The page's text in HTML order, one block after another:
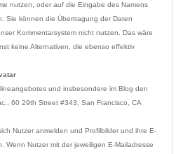
nutzen, oder auf die Eingabe des Namens
Sie können die Übertragung der Daten
Kommentarsystem nicht nutzen. Das wäre
keine Alternativen, die ebenso effektiv
und insbesondere im Blog den
60 29th Street #343, San Francisco, CA
Nutzer anmelden und Profilbilder und ihre E-
Wenn Nutzer mit der jeweiligen E-Mailadresse